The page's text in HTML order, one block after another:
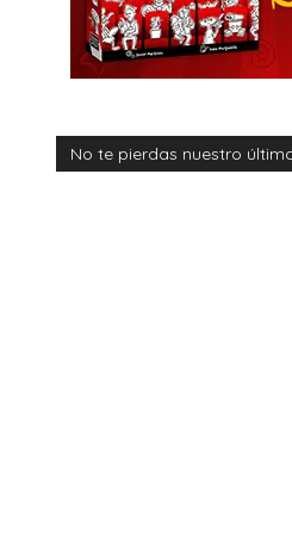
No te pierdas nuestro